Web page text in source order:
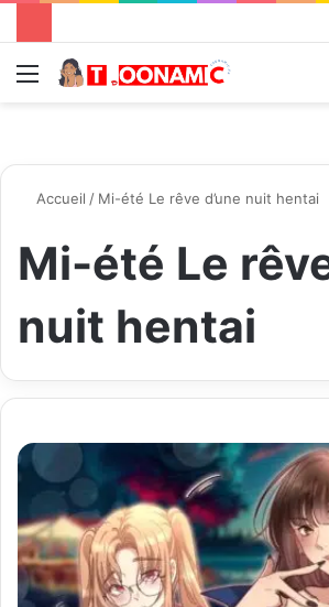
Menu
Accueil / Mi-été Le rêve d’une nuit hentai
Mi-été Le
nuit hentai